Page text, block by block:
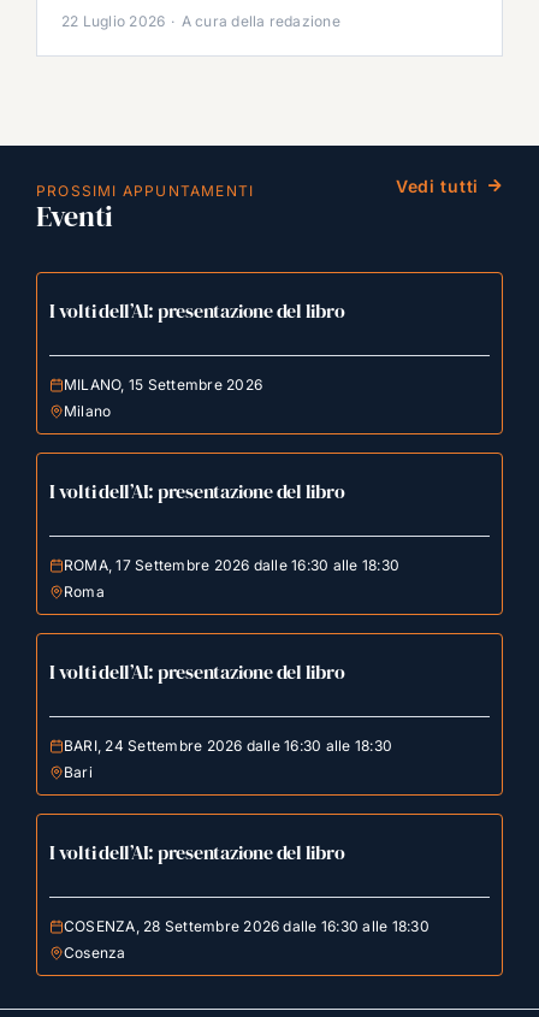
22 Luglio 2026 · A cura della redazione
PROSSIMI APPUNTAMENTI
Eventi
Vedi tutti
I volti dell’AI: presentazione del libro
MILANO, 15 Settembre 2026
Milano
I volti dell’AI: presentazione del libro
ROMA, 17 Settembre 2026 dalle 16:30 alle 18:30
Roma
I volti dell’AI: presentazione del libro
BARI, 24 Settembre 2026 dalle 16:30 alle 18:30
Bari
I volti dell’AI: presentazione del libro
COSENZA, 28 Settembre 2026 dalle 16:30 alle 18:30
Cosenza